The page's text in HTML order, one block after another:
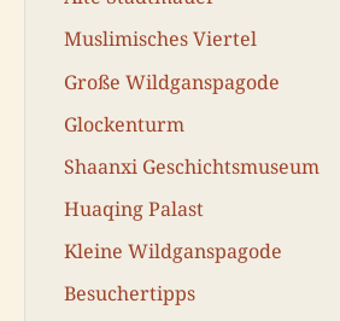
Muslimisches Viertel
Große Wildganspagode
Glockenturm
Shaanxi Geschichtsmuseum
Huaqing Palast
Kleine Wildganspagode
Besuchertipps